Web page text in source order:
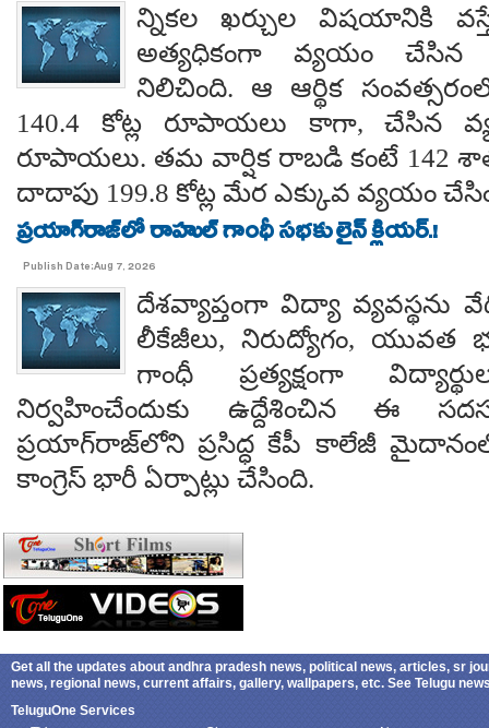
న్నికల ఖర్చుల విషయానికి
అత్యధికంగా వ్యయం చేసిన
నిలిచింది. ఆ ఆర్థిక
140.4 కోట్ల రూపాయలు కాగా, చేసిన
రూపాయలు. తమ వార్షిక రాబడి కంటే 142
దాదాపు 199.8 కోట్ల మేర ఎక్కువ వ్యయం
ప్రయాగ్‌రాజ్‌లో రాహుల్ గాంధీ సభకు లైన్ క్లియర్.!
Publish Date:Aug 7, 2026
దేశవ్యాప్తంగా విద్యా వ్యవస్థను
లీకేజీలు, నిరుద్యోగం, యువత
గాంధీ ప్రత్యక్షంగా
నిర్వహించేందుకు ఉద్దేశించిన ఈ
ప్రయాగ్‌రాజ్‌లోని ప్రసిద్ధ కేపీ కాలేజీ మైదానంలో
కాంగ్రెస్ భారీ ఏర్పాట్లు చేసింది.
Get all the updates about andhra pradesh news, political news, articles, sr
news, regional news, current affairs, gallery, wallpapers, etc. See Telugu
TeluguOne Services